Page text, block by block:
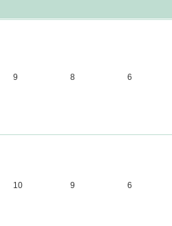
9 8 6
10 9 6